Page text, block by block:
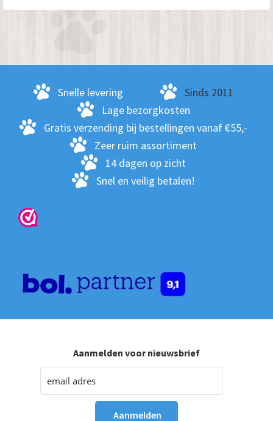
Snelle levering
Sinds 2011
Lage bezorgkosten
Gratis verzending bij bestellingen vanaf €55,-
Zeer ruim assortiment
14 dagen op zicht
Snel en veilig betalen!
Aanmelden voor nieuwsbrief